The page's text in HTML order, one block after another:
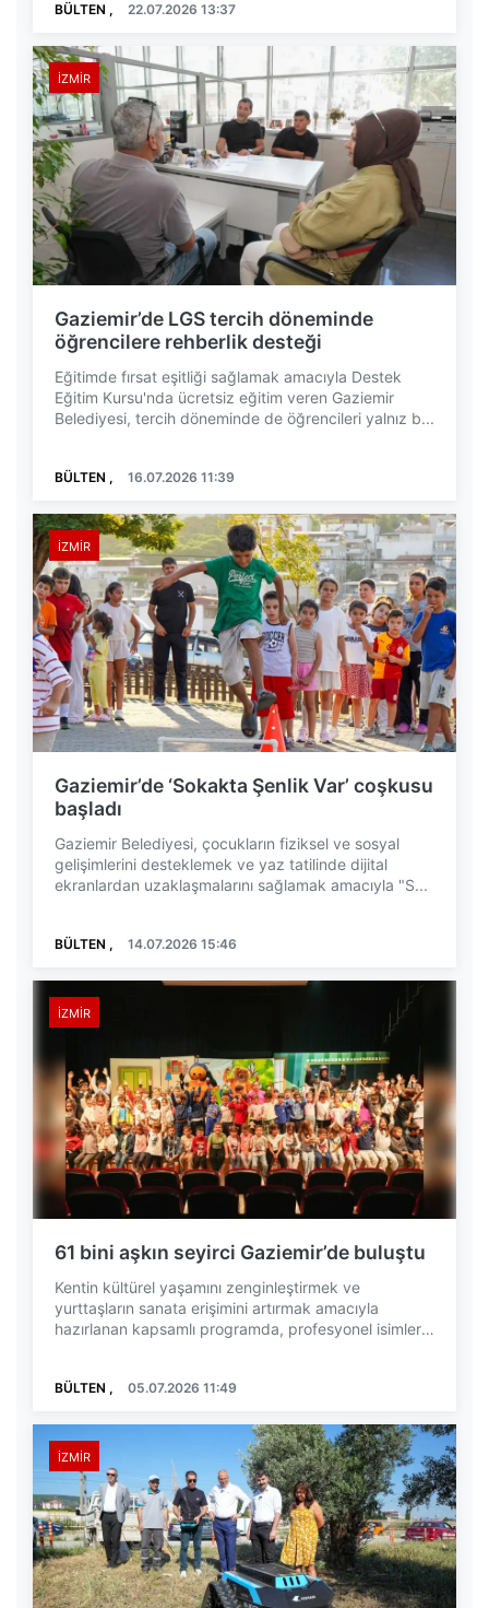
BÜLTEN , 22.07.2026 13:37
İZMIR
Gaziemir’de LGS tercih döneminde
öğrencilere rehberlik desteği
Eğitimde fırsat eşitliği sağlamak amacıyla Destek
Eğitim Kursu'nda ücretsiz eğitim veren Gaziemir
Belediyesi, tercih döneminde de öğrencileri yalnız b...
BÜLTEN , 16.07.2026 11:39
İZMIR
Gaziemir’de ‘Sokakta Şenlik Var’ coşkusu
başladı
Gaziemir Belediyesi, çocukların fiziksel ve sosyal
gelişimlerini desteklemek ve yaz tatilinde dijital
ekranlardan uzaklaşmalarını sağlamak amacıyla "S...
BÜLTEN , 14.07.2026 15:46
İZMIR
61 bini aşkın seyirci Gaziemir’de buluştu
Kentin kültürel yaşamını zenginleştirmek ve
yurttaşların sanata erişimini artırmak amacıyla
hazırlanan kapsamlı programda, profesyonel isimlerin
BÜLTEN , 05.07.2026 11:49
İZMIR